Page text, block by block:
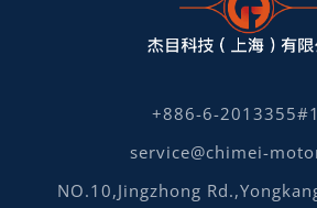
+886-6-
service@chimei-
NO.10,Jingzhong